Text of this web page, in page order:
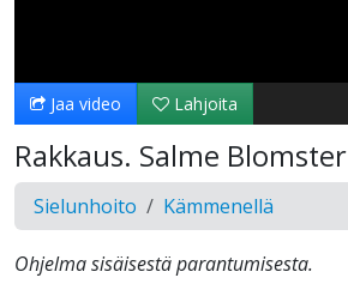
Jaa video Lahjoita
Rakkaus. Salme Blomster
Sielunhoito Kämmenellä
Ohjelma sisäisestä parantumisesta.